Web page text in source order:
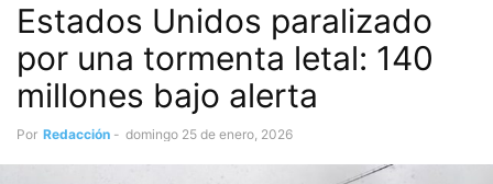
Estados Unidos paralizado
por una tormenta letal: 140
millones bajo alerta
Por Redacción - domingo 25 de enero, 2026